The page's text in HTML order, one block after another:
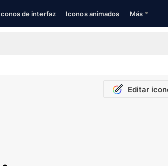
de interfaz Iconos animados Más
Editar